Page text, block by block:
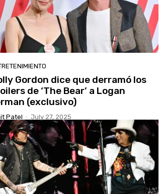
Gordon dice que derramó los
de ‘The Bear’ a Logan
(exclusivo)
Patel - July 27, 2025